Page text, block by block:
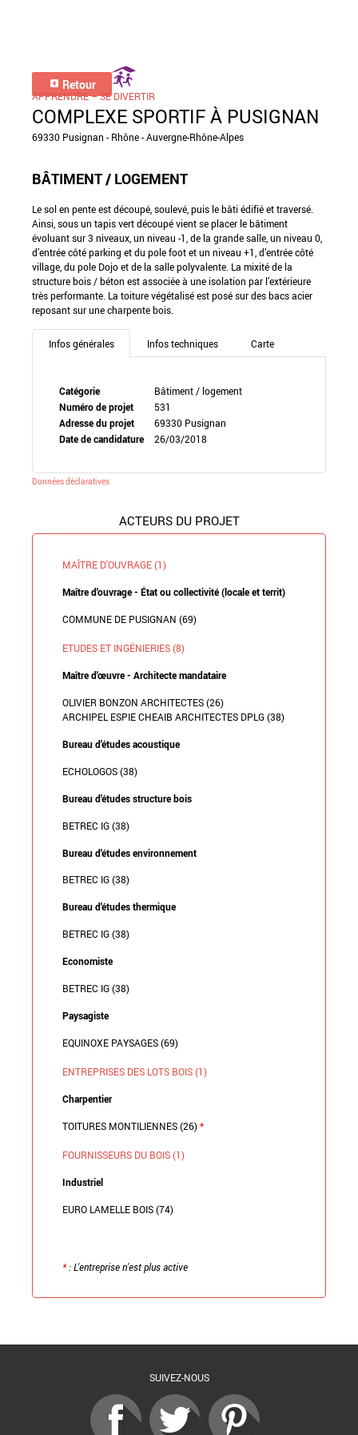
Retour
APPRENDRE – SE DIVERTIR
COMPLEXE SPORTIF À PUSIGNAN
69330 Pusignan - Rhône - Auvergne-Rhône-Alpes
BÂTIMENT / LOGEMENT
Le sol en pente est découpé, soulevé, puis le bâti édifié et traversé.
Ainsi, sous un tapis vert découpé vient se placer le bâtiment
évoluant sur 3 niveaux, un niveau -1, de la grande salle, un niveau 0,
d’entrée côté parking et du pole foot et un niveau +1, d’entrée côté
village, du pole Dojo et de la salle polyvalente. La mixité de la
structure bois / béton est associée à une isolation par l’extérieure
très performante. La toiture végétalisé est posé sur des bacs acier
reposant sur une charpente bois.
Infos générales Infos techniques Carte
Catégorie
Bâtiment / logement
Numéro de projet
531
Adresse du projet
69330 Pusignan
Date de candidature
26/03/2018
Données déclaratives
ACTEURS DU PROJET
MAÎTRE D'OUVRAGE (1)
Maître d'ouvrage - État ou collectivité (locale et territ)
COMMUNE DE PUSIGNAN (69)
ETUDES ET INGÉNIERIES (8)
Maître d'œuvre - Architecte mandataire
OLIVIER BONZON ARCHITECTES (26)
ARCHIPEL ESPIE CHEAIB ARCHITECTES DPLG (38)
Bureau d'études acoustique
ECHOLOGOS (38)
Bureau d'études structure bois
BETREC IG (38)
Bureau d'études environnement
BETREC IG (38)
Bureau d'études thermique
BETREC IG (38)
Economiste
BETREC IG (38)
Paysagiste
EQUINOXE PAYSAGES (69)
ENTREPRISES DES LOTS BOIS (1)
Charpentier
TOITURES MONTILIENNES (26)*
FOURNISSEURS DU BOIS (1)
Industriel
EURO LAMELLE BOIS (74)
*: L'entreprise n'est plus active
SUIVEZ-NOUS